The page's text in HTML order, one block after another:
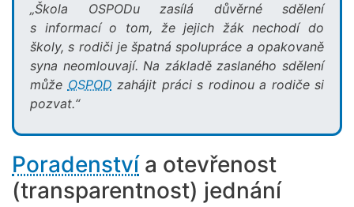
„Škola OSPODu zasílá důvěrné sdělení
s informací o tom, že jejich žák nechodí do
školy, s rodiči je špatná spolupráce a opakovaně
syna neomlouvají. Na základě zaslaného sdělení
může OSPOD zahájit práci s rodinou a rodiče si
pozvat.“
Poradenstvía otevřenost
(transparentnost) jednání